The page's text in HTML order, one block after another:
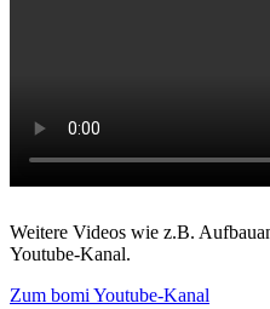
Weitere Videos wie z.B.
Youtube-Kanal.
Zum bomi Youtube-Kanal